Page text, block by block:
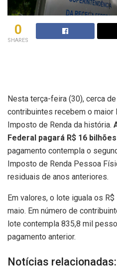
0
SHARES
Nesta terça-feira (30), cerca
contribuintes recebem o
Imposto de Renda da história.
Federal pagará R$ 16
pagamento contempla o
Imposto de Renda Pessoa
residuais de anos anteriores.
Em valores, o lote iguala os
maio. Em número de
lote contempla 835,8 mil
pagamento anterior.
Notícias relacionadas: